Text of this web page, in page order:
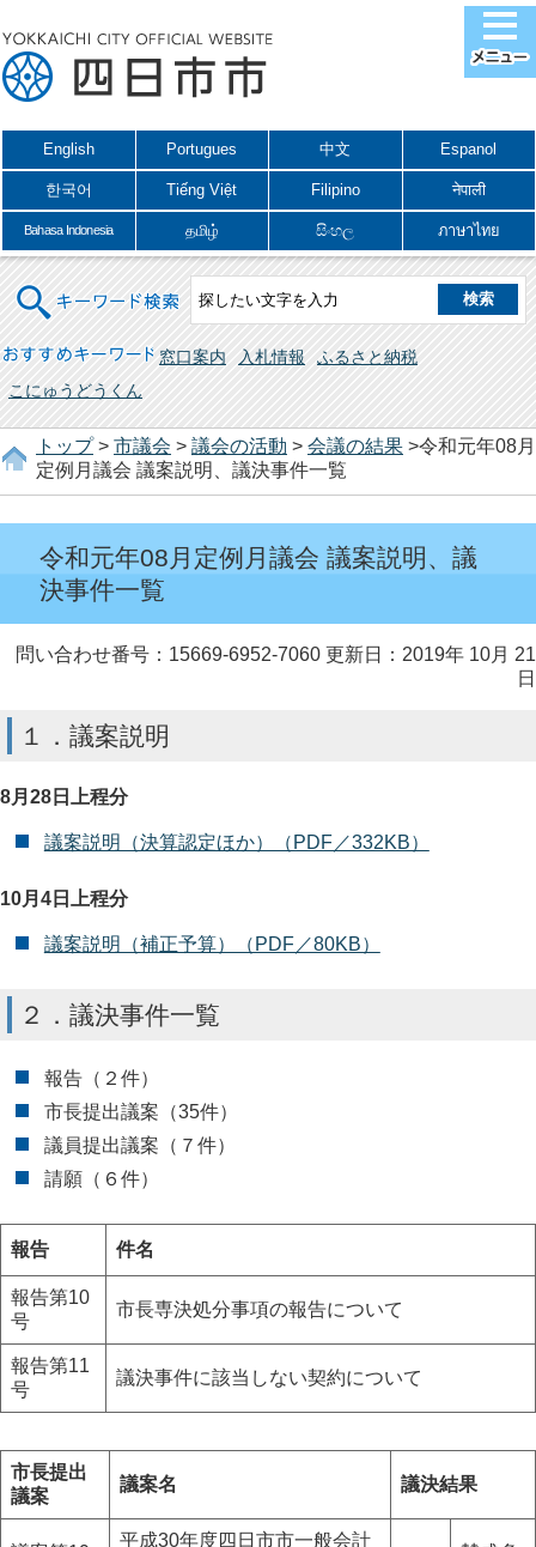
English Portugues 中文 Espanol
한국어 Tiếng Việt Filipino नेपाली
Bahasa Indonesia தமிழ் සිංහල ภาษาไทย
キーワード検索
おすすめキーワード 窓口案内 入札情報
ふるさと納税
こにゅうどうくん
トップ> 市議会 > 議会の活動 > 会議の結果 >令和元年08月
定例月議会 議案説明、議決事件一覧
令和元年08月定例月議会 議案説明、議
決事件一覧
問い合わせ番号：15669-6952-7060 更新日：2019年 10月 21
日
１．議案説明
8月28日上程分
議案説明（決算認定ほか）（PDF／332KB）
10月4日上程分
議案説明（補正予算）（PDF／80KB）
２．議決事件一覧
報告（２件）
市長提出議案（35件）
議員提出議案（７件）
請願（６件）
報告 件名
報告第10
号
市長専決処分事項の報告について
報告第11
号
議決事件に該当しない契約について
市長提出
議案
議案名 議決結果
平成30年度四日市市一般会計